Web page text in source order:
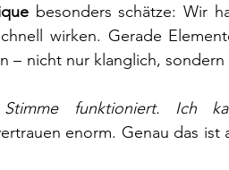
besonders schätze: Wir
wirken. Gerade
– nicht nur klanglich,
Stimme funktioniert. Ich
enorm. Genau das ist